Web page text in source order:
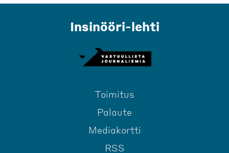
Insinööri-lehti
Toimitus
Palaute
Mediakortti
RSS